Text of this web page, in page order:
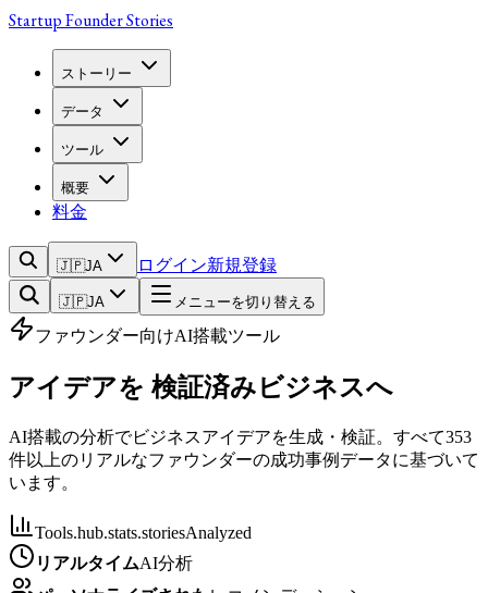
Startup Founder Stories
ストーリー
データ
ツール
概要
料金
🇯🇵JA ログイン新規登録
🇯🇵JA メニューを切り替える
ファウンダー向けAI搭載ツール
アイデアを 検証済みビジネスへ
AI搭載の分析でビジネスアイデアを生成・検証。すべて353
件以上のリアルなファウンダーの成功事例データに基づいて
います。
Tools.hub.stats.storiesAnalyzed
リアルタイムAI分析